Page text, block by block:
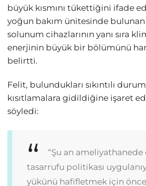
büyük kısmını tükettiğini ifade
yoğun bakım ünitesinde bulunan
solunum cihazlarının yanı sıra
enerjinin büyük bir bölümünü
belirtti.
Felit, bulundukları sıkıntılı
kısıtlamalara gidildiğine işaret
söyledi:
“Şu an
tasarrufu politikası
yükünü hafifletmek için